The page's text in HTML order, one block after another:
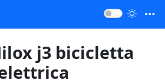
j3 bicicletta